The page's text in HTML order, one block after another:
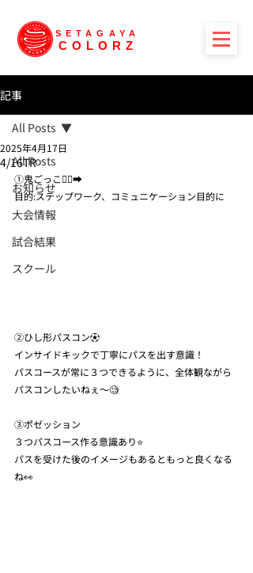
SETAGAYA
COLORZ
記事
All Posts
お知らせ
大会情報
試合結果
スクール
All Posts
4/16TR
2025年4月17日
①鬼ごっこ🏃‍♀️‍➡️
目的:ステップワーク、コミュニケーション目的に
②ひし形パスコン⚽️
インサイドキックで丁寧にパスを出す意識！
パスコースが常に３つできるように、全体観ながら
パスコンしたいねぇ〜🧐
③ポゼッション
３つパスコース作る意識あり⭐️
パスを受けた後のイメージもあるともっと良くなる
ね👀